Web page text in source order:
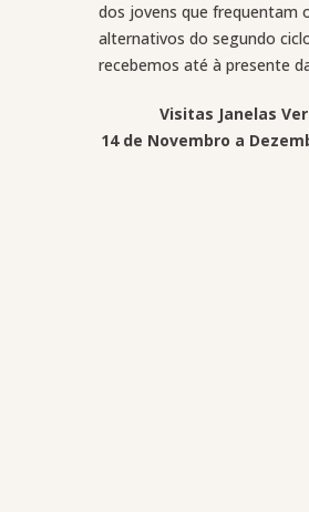
dos jovens que frequentam
alternativos do segundo
recebemos até à presente
Visitas Janelas
14 de Novembro a